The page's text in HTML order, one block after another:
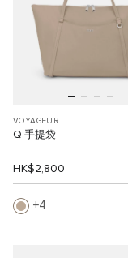
VOYAGEUR
Q 手提袋
HK$2,800
4